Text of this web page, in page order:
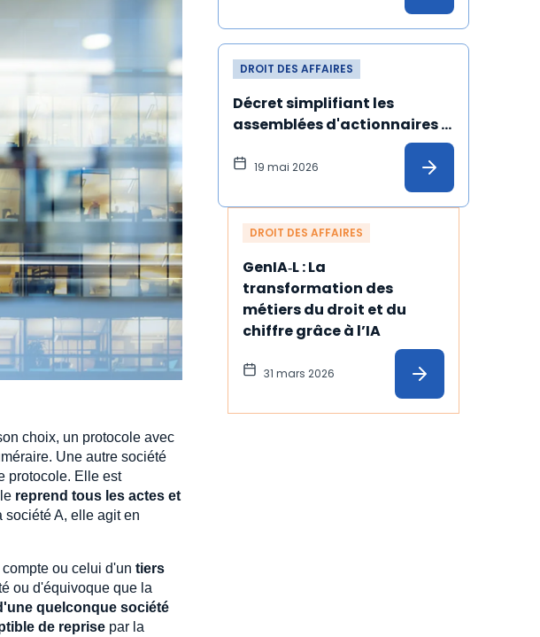
choix, un protocole avec
Une autre société
protocole. Elle est
reprend tous les actes et
société A, elle agit en
ou celui d'un tiers
ou d'équivoque que la
quelconque société
de reprise par la
DROIT DES AFFAIRES
Décret simplifiant les
assemblées d'actionnaires :
les précisions de l'Ansa
19 mai 2026
DROIT DES AFFAIRES
GenIA‑L : La
transformation des
métiers du droit et du
chiffre grâce à l’IA
31 mars 2026